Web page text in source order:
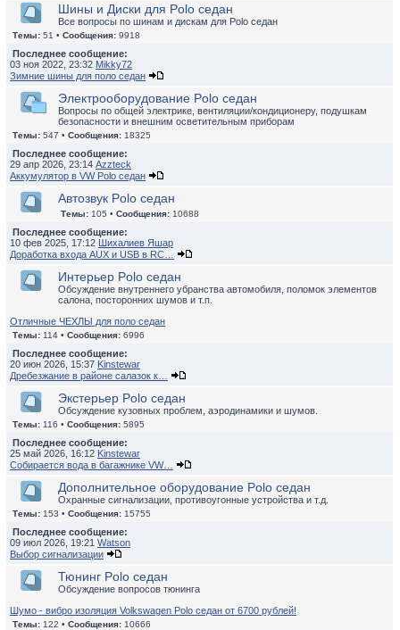
Шины и Диски для Polo седан
Все вопросы по шинам и дискам для Polo седан
Темы: 51 • Сообщения: 9918
Последнее сообщение:
03 ноя 2022, 23:32 Mikky72
Зимние шины для поло седан
Электрооборудование Polo седан
Вопросы по общей электрике, вентиляции/кондиционеру, подушкам
безопасности и внешним осветительным приборам
Темы: 547 • Сообщения: 18325
Последнее сообщение:
29 апр 2026, 23:14 Azzteck
Аккумулятор в VW Polo седан
Автозвук Polo седан
Темы: 105 • Сообщения: 10688
Последнее сообщение:
10 фев 2025, 17:12 Шихалиев Яшар
Доработка входа AUX и USB в RC…
Интерьер Polo седан
Обсуждение внутреннего убранства автомобиля, поломок элементов
салона, посторонних шумов и т.п.
Отличные ЧЕХЛЫ для поло седан
Темы: 114 • Сообщения: 6996
Последнее сообщение:
20 июн 2026, 15:37 Kinstewar
Дребезжание в районе салазок к…
Экстерьер Polo седан
Обсуждение кузовных проблем, аэродинамики и шумов.
Темы: 116 • Сообщения: 5895
Последнее сообщение:
25 май 2026, 16:12 Kinstewar
Собирается вода в багажнике VW…
Дополнительное оборудование Polo седан
Охранные сигнализации, противоугонные устройства и т.д.
Темы: 153 • Сообщения: 15755
Последнее сообщение:
09 июл 2026, 19:21 Watson
Выбор сигнализации
Тюнинг Polo седан
Обсуждение вопросов тюнинга
Шумо - вибро изоляция Volkswagen Polo седан от 6700 рублей!
Темы: 122 • Сообщения: 10666